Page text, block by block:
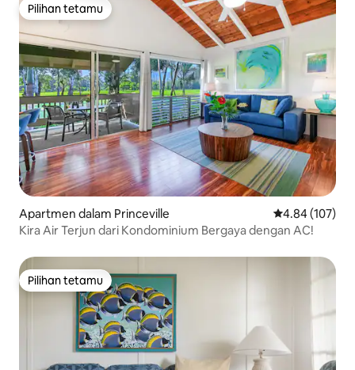
Pilihan tetamu
Pilihan tetamu
Apartmen dalam Princeville Penarafan
4.84 (107)
Kira Air Terjun dari Kondominium Bergaya dengan AC!
Pilihan tetamu
Pilihan tetamu